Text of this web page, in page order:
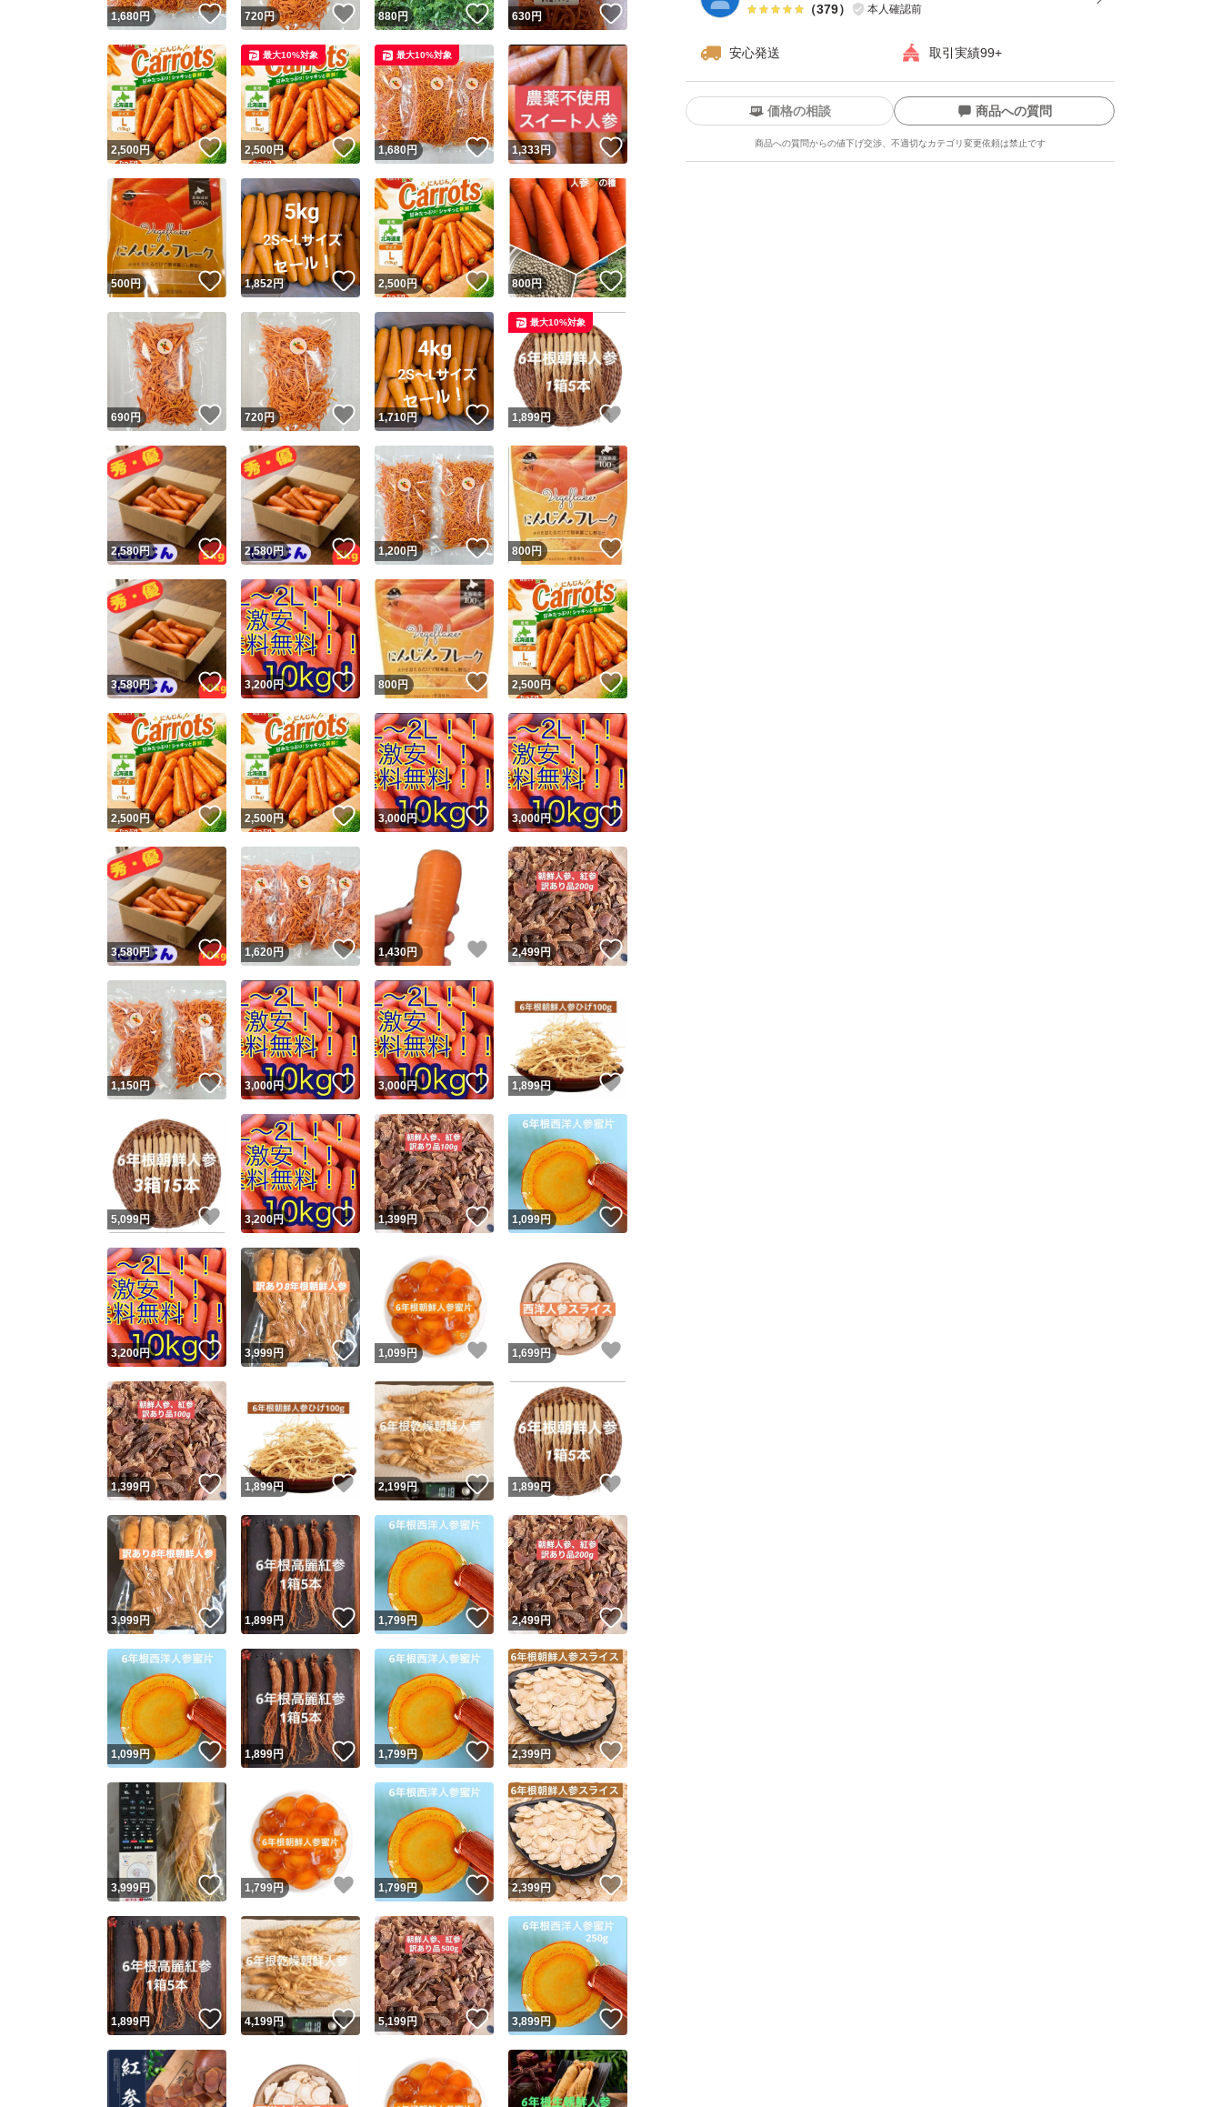
（379） 本人確認前
安心発送 取引実績99+
ユーザーの実績について
Yahoo!フリマが定めた一定の基準を満たしたユーザーにバッジを付与しています
安心取引出品者
安心取引出品者 Yahoo!フリマの基準をクリアした安心・安全なユーザーです
取引実績
取引実績◯+ このユーザーはYahoo!フリマの取引を完了させた実績があります
他フリマ実績◯+ このユーザーは他フリマサービスでの取引実績があります
スピード&安心発送
※このバッジは実績に基づく表示であり、発送を保証しているものではありません
スピード＆安心発送
このユーザーは高頻度で24時間以内＆設定した発送日数内に発送してい
ます
スピード発送 このユーザーは高頻度で24時間以内に発送しています
安心発送 このユーザーは設定した発送日数内に発送しています
価格の相談 商品への質問
商品への質問からの値下げ交渉、不適切なカテゴリ変更依頼は禁止です
この商品の情報をコピーします
商品画像の無断転載は禁止されています
コピーは 1商品につき1回です
出品ページへ
1,680円 いいね！
720円 いいね！
880円 いいね！
630円
2,500円 いいね！
2,500円 いいね！
最大10%対象
1,680円 いいね！
最大10%対象
1,333円 いいね！
500円 いいね！
1,852円 いいね！
2,500円 いいね！
800円 いいね！
690円 いいね！
720円 いいね！
1,710円 いいね！
1,899円
最大10%対象
2,580円 いいね！
2,580円 いいね！
1,200円 いいね！
800円
3,580円 いいね！
3,200円 いいね！
800円 いいね！
2,500円 いいね！
2,500円 いいね！
2,500円 いいね！
3,000円 いいね！
3,000円
3,580円 いいね！
1,620円 いいね！
1,430円 いいね！
2,499円
1,150円 いいね！
3,000円 いいね！
3,000円 いいね！
1,899円
5,099円 いいね！
3,200円 いいね！
1,399円 いいね！
1,099円 いいね！
3,200円 いいね！
3,999円 いいね！
1,099円 いいね！
1,699円
1,399円 いいね！
1,899円 いいね！
2,199円 いいね！
1,899円
3,999円 いいね！
1,899円 いいね！
1,799円 いいね！
2,499円
1,099円 いいね！
1,899円 いいね！
1,799円 いいね！
2,399円 いいね！
3,999円 いいね！
1,799円 いいね！
1,799円 いいね！
2,399円 いいね！
1,899円 いいね！
4,199円 いいね！
5,199円 いいね！
3,899円 いいね！